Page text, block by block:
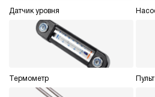
Датчик уровня
Термометр